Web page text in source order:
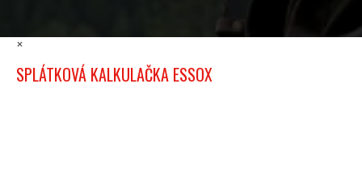
×
SPLÁTKOVÁ KALKULAČKA ESSOX